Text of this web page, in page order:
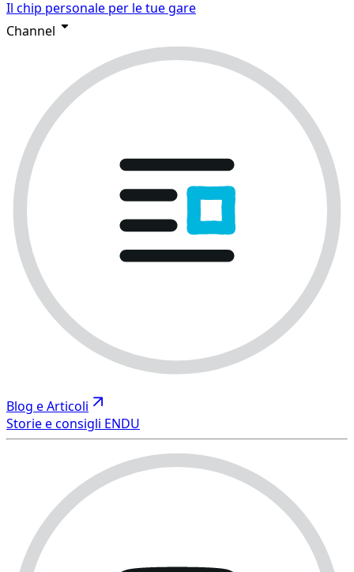
Il chip personale per le tue gare
Channel
Blog e Articoli
Storie e consigli ENDU